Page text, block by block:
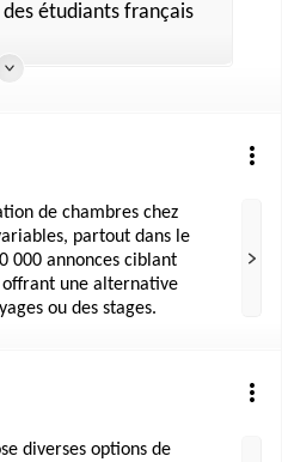
étudiants français
de chambres chez
partout dans le
000 annonces ciblant
une alternative
ou des stages.
diverses options de